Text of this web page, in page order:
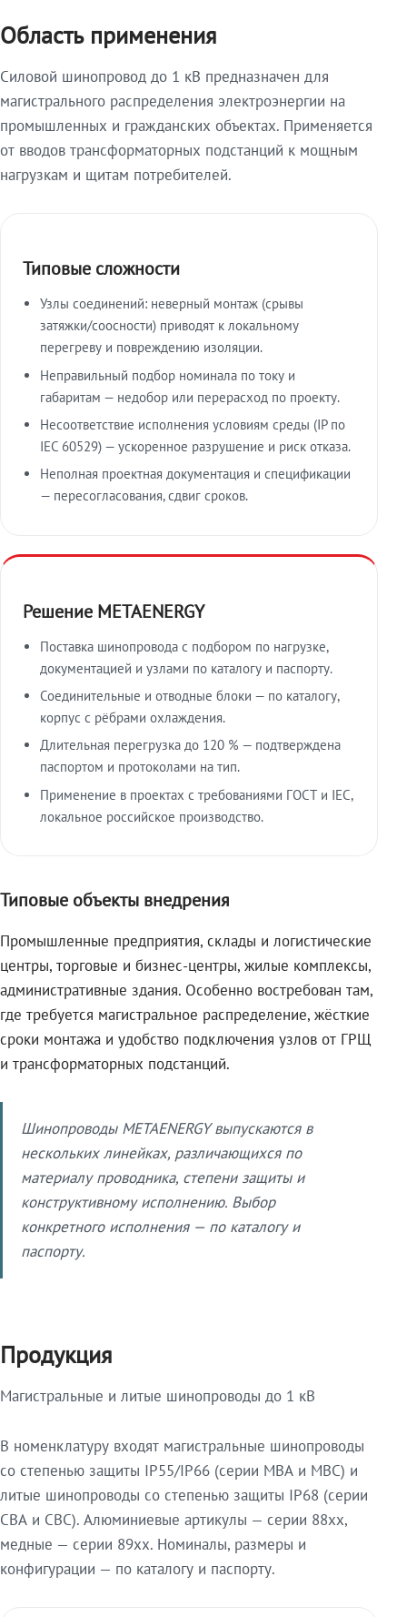
Область применения
Силовой шинопровод до 1 кВ предназначен для
магистрального распределения электроэнергии на
промышленных и гражданских объектах. Применяется
от вводов трансформаторных подстанций к мощным
нагрузкам и щитам потребителей.
Типовые сложности
Узлы соединений: неверный монтаж (срывы
затяжки/соосности) приводят к локальному
перегреву и повреждению изоляции.
Неправильный подбор номинала по току и
габаритам — недобор или перерасход по проекту.
Несоответствие исполнения условиям среды (IP по
IEC 60529) — ускоренное разрушение и риск отказа.
Неполная проектная документация и спецификации
— пересогласования, сдвиг сроков.
Решение METAENERGY
Поставка шинопровода с подбором по нагрузке,
документацией и узлами по каталогу и паспорту.
Соединительные и отводные блоки — по каталогу,
корпус с рёбрами охлаждения.
Длительная перегрузка до 120 % — подтверждена
паспортом и протоколами на тип.
Применение в проектах с требованиями ГОСТ и IEC,
локальное российское производство.
Типовые объекты внедрения
Промышленные предприятия, склады и логистические
центры, торговые и бизнес-центры, жилые комплексы,
административные здания. Особенно востребован там,
где требуется магистральное распределение, жёсткие
сроки монтажа и удобство подключения узлов от ГРЩ
и трансформаторных подстанций.
Шинопроводы METAENERGY выпускаются в
нескольких линейках, различающихся по
материалу проводника, степени защиты и
конструктивному исполнению. Выбор
конкретного исполнения — по каталогу и
паспорту.
Продукция
Магистральные и литые шинопроводы до 1 кВ
В номенклатуру входят магистральные шинопроводы
со степенью защиты IP55/IP66 (серии МВА и МВС) и
литые шинопроводы со степенью защиты IP68 (серии
СВА и СВС). Алюминиевые артикулы — серии 88xx,
медные — серии 89xx. Номиналы, размеры и
конфигурации — по каталогу и паспорту.